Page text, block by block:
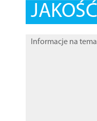
Informacje na